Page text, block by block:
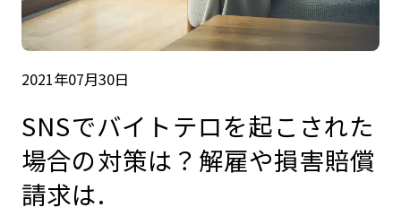
2021年07月30日
SNSでバイトテロを起こされた
場合の対策は？解雇や損害賠償
請求は.